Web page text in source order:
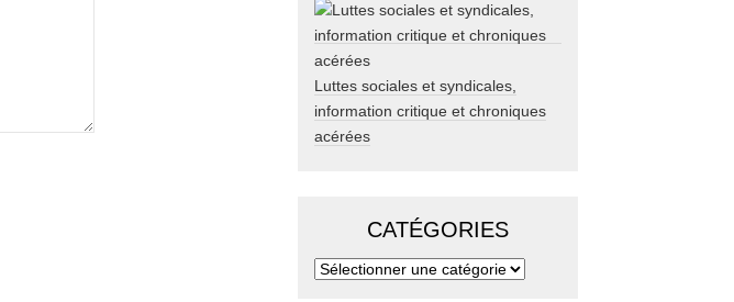
Luttes sociales et syndicales,
information critique et chroniques
acérées
CATÉGORIES